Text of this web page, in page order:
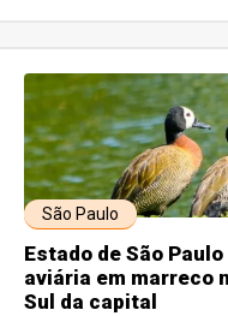
São Paulo
Estado de São
aviária em marreco
Sul da capital